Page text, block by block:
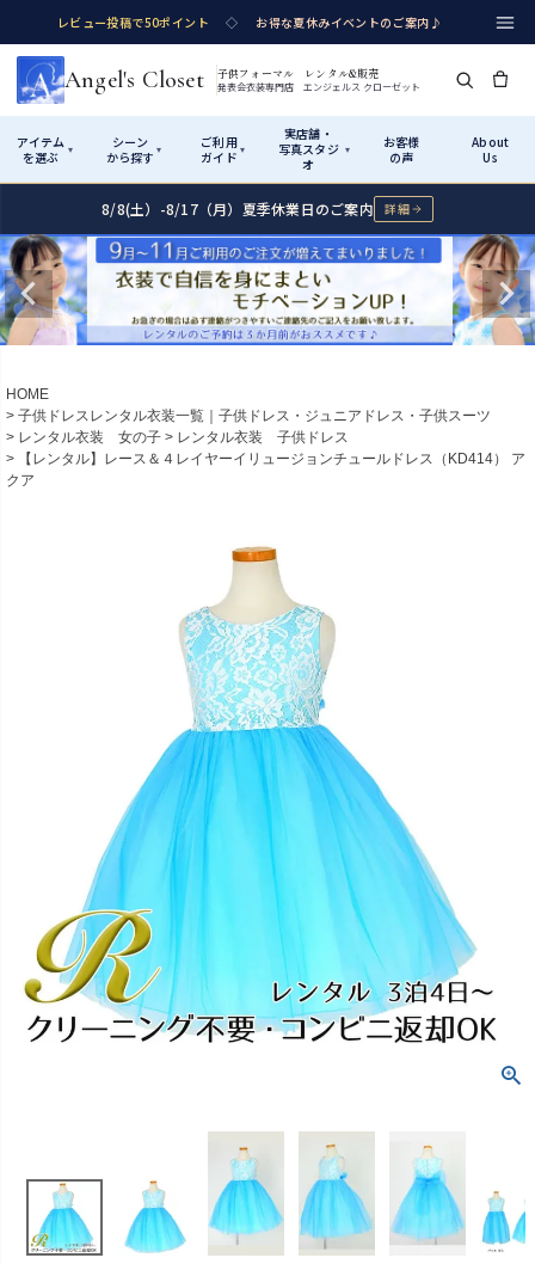
レビュー投稿で50ポイント ◇ お得な夏休みイベントのご案内♪
Angel's Closet 子供フォーマル レンタル&販売
発表会衣装専門店 エンジェルス クローゼット
アイテム
を選ぶ
▾
シーン
から探す ▾
ご利用
ガイド ▾
実店舗・
写真スタジ
オ
▾
お客様
の声
About
Us
Shop by Category アイテムから探す
カテゴリ詳細→ サイズで選ぶ→
Rentalレンタル
コスチューム アウター
インナー・パニエ アクセサリー
ジュエリー 音楽雑貨
Shop by Occasion シーンから探す
性別・サイズで絞り込む→
発表会・コンクール
舞台で輝くステージ衣装
結婚式
フラワーガール・リングボーイ・ゲ
スト
Graduation & Entrance
卒業式・入学式
きちんと感のあるフォーマル
Shichi-Go-San
七五三
3歳・5歳・7歳の晴れの日
How It Works ご利用ガイド
Startはじめに
01
02 サイズの選び方
測り方と目安
予約・配送・返却・料金
あんしんパック
汚れ・キズ・破損の補償
Buy & Support ご購入・サポート
07 販売・共通のご案内
品質・返品・お手入れ
08 送料・お支払い
送料・決済方法
Visit Us 実店舗・写真スタジオ
実店舗 つくば店
茨城県土浦市大町14-16-1F
10:00–18:00（完全予約制）
月曜日
店舗を予約する →
Photography
8/8(土）-8/17（月）夏季休業日のご案内 詳細
HOME
子供ドレスレンタル衣装一覧｜子供ドレス・ジュニアドレス・子供スーツ
レンタル衣装 女の子
レンタル衣装 子供ドレス
【レンタル】レース＆４レイヤーイリュージョンチュールドレス（KD414） ア
クア